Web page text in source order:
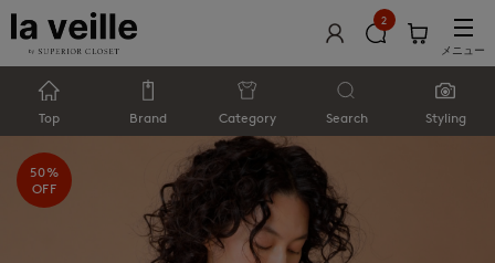
2
メニュー
Top Brand Category Search Styling
50%
OFF